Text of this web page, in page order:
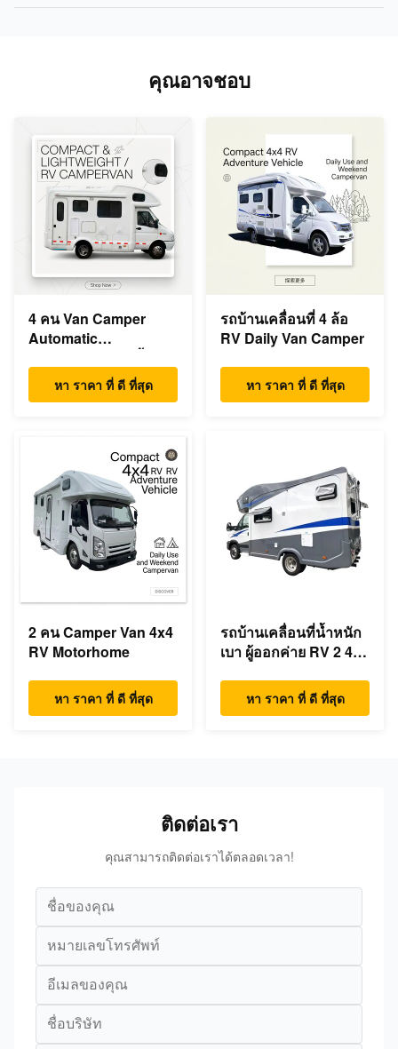
คุณอาจชอบ
4 คน Van Camper
Automatic
หนักเบา
หา ราคา ที่ ดี ที่สุด
รถบ้านเคลื่อนที่ 4 ล้อ
RV Daily Van Camper
หา ราคา ที่ ดี ที่สุด
2 คน Camper Van 4x4
RV Motorhome
หา ราคา ที่ ดี ที่สุด
รถบ้านเคลื่อนที่น้ำหนัก
เบา ผู้ออกค่าย RV 2 4 5
หา ราคา ที่ ดี ที่สุด
ติดต่อเรา
คุณสามารถติดต่อเราได้ตลอดเวลา!